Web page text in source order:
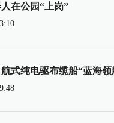
在公园“上岗”
式纯电驱布缆船“蓝海领